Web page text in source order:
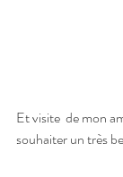
Et visite  de mon
souhaiter un très